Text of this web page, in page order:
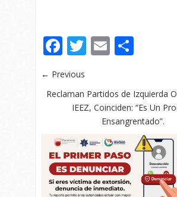
Facebook
Twitter
Email
← Previous
Reclaman Partidos de Izquierda
IEEZ, Coinciden: “Es Un
Ensangrentado”.